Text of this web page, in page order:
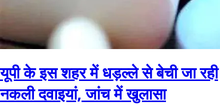
यूपी के इस शहर में धड़ल्ले से बेची जा रही
नकली दवाइयां, जांच में खुलासा